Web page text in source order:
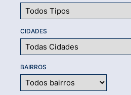
CIDADES
BAIRROS